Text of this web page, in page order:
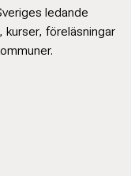
ledande
kurser, föreläsningar